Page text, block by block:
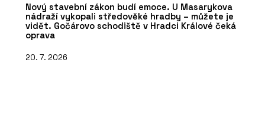
Nový stavební zákon budí emoce. U Masarykova
nádraží vykopali středověké hradby – můžete je
vidět. Gočárovo schodiště v Hradci Králové čeká
oprava
20. 7. 2026